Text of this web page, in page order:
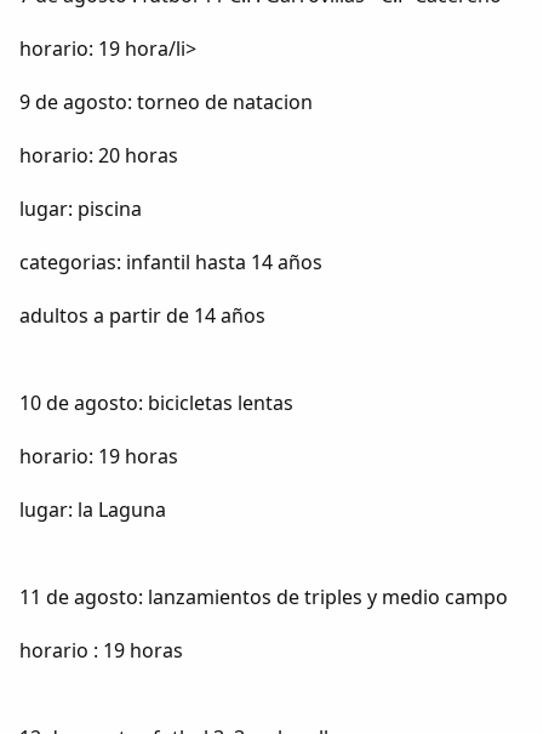
horario: 19 hora/li>
9 de agosto: torneo de natacion
horario: 20 horas
lugar: piscina
categorias: infantil hasta 14 años
adultos a partir de 14 años
10 de agosto: bicicletas lentas
horario: 19 horas
lugar: la Laguna
11 de agosto: lanzamientos de triples y medio campo
horario : 19 horas